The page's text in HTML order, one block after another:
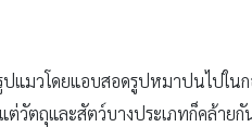
ปแมวโดยแอบสอดรูปหมาปนไปใน
วัตถุและสัตว์บางประเภทก็คล้าย